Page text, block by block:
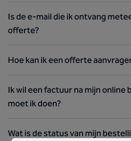
Is de e-mail die ik ontvang
offerte?
Hoe kan ik een offerte
Ik wil een factuur na mijn online
moet ik doen?
Wat is de status van mijn